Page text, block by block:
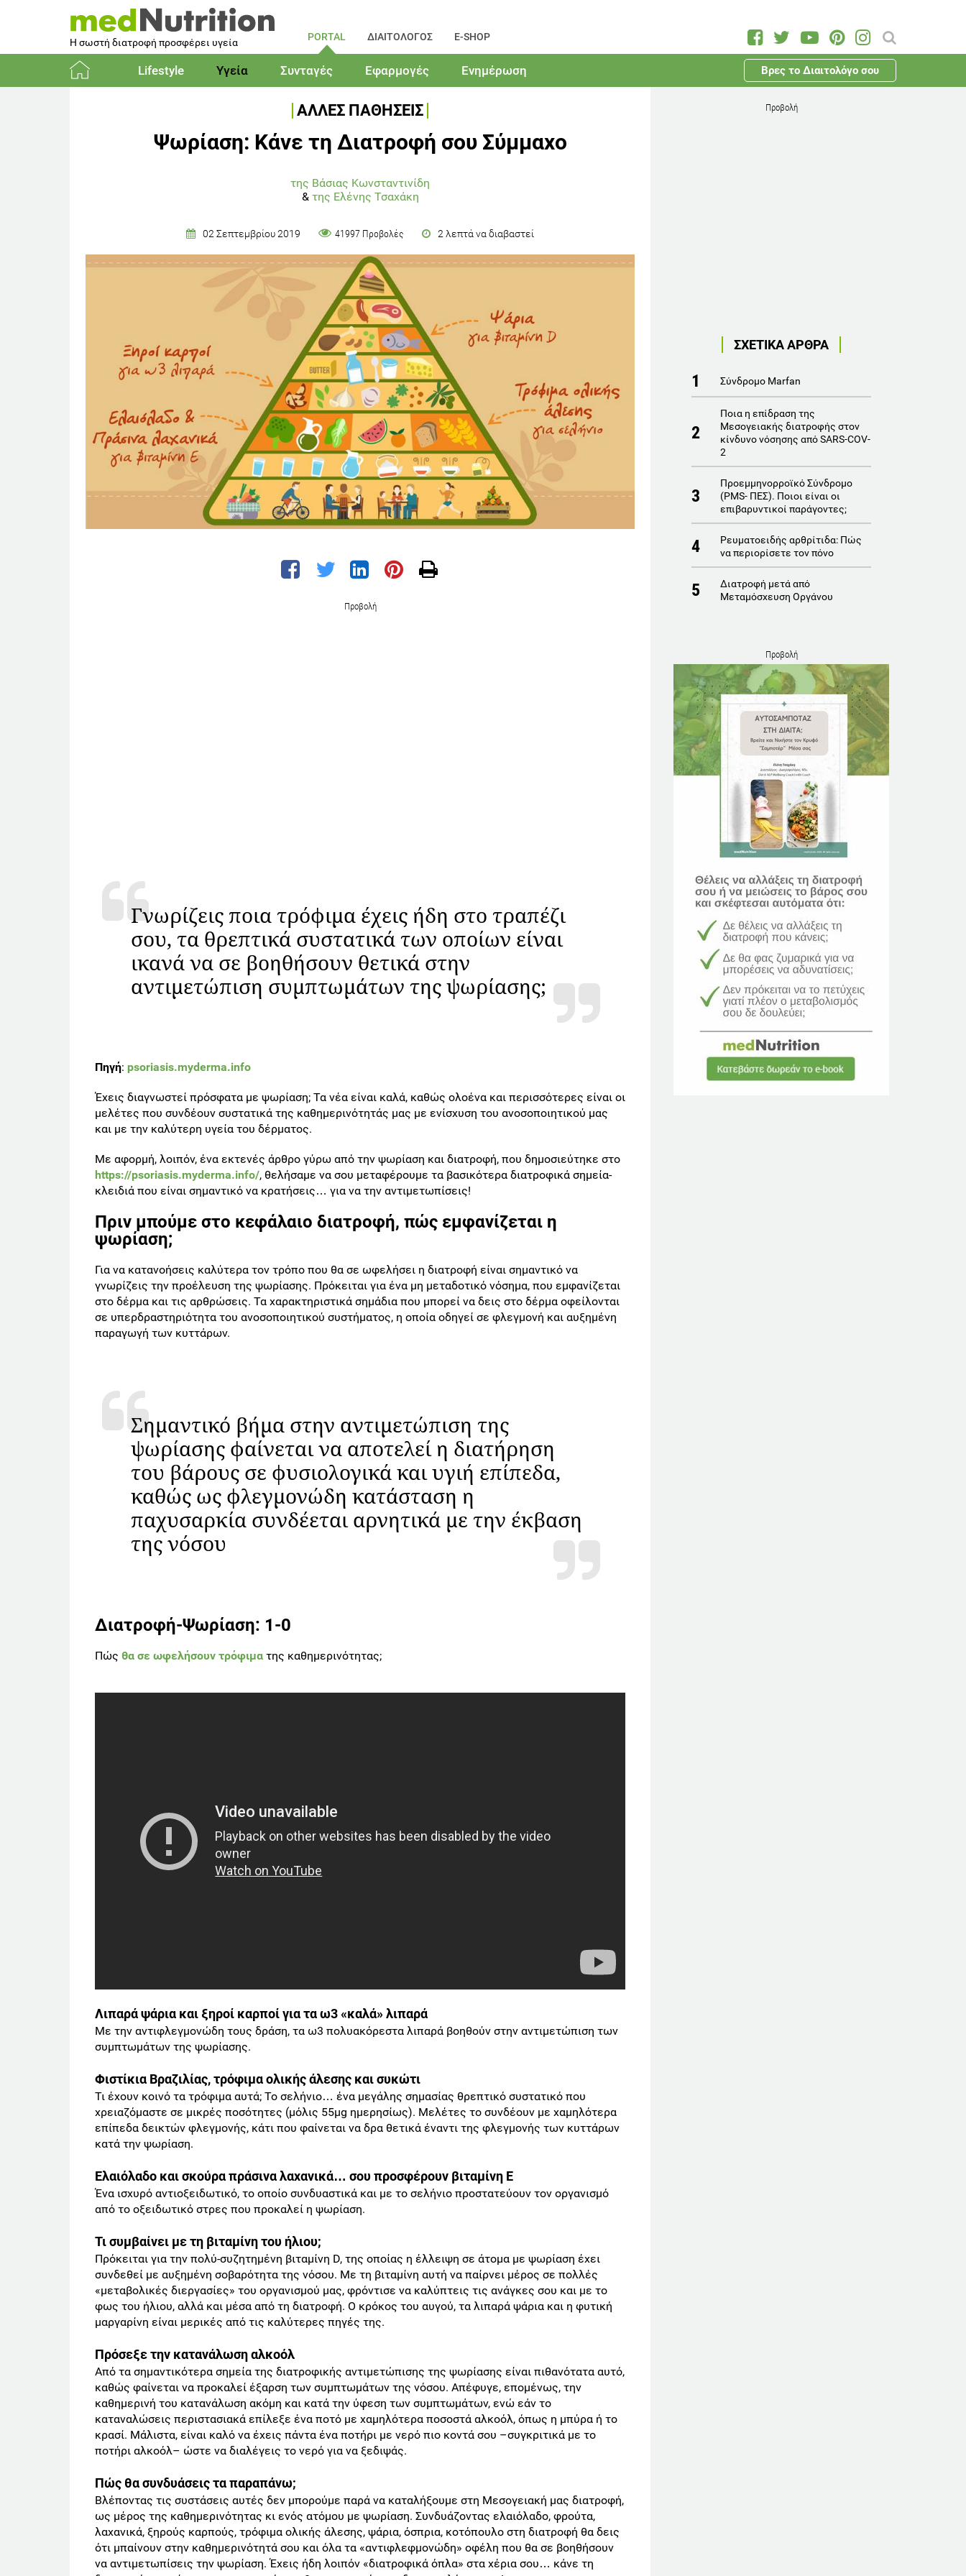
Η σωστή διατροφή προσφέρει υγεία PORTAL ΔΙΑΙΤΟΛΟΓΟΣ E-SHOP
Lifestyle Υγεία Συνταγές Εφαρμογές Ενημέρωση Βρες το Διαιτολόγο σου
ΑΛΛΕΣ ΠΑΘΗΣΕΙΣ
Ψωρίαση: Κάνε τη Διατροφή σου Σύμμαχο
της Βάσιας Κωνσταντινίδη
& της Ελένης Τσαχάκη
02 Σεπτεμβρίου 2019 41997 Προβολές 2 λεπτά να διαβαστεί
Προβολή
Γνωρίζεις ποια τρόφιμα έχεις ήδη στο τραπέζι
σου, τα θρεπτικά συστατικά των οποίων είναι
ικανά να σε βοηθήσουν θετικά στην
αντιμετώπιση συμπτωμάτων της ψωρίασης;
Πηγή: psoriasis.myderma.info
Έχεις διαγνωστεί πρόσφατα με ψωρίαση; Τα νέα είναι καλά, καθώς ολοένα και περισσότερες είναι οι
μελέτες που συνδέουν συστατικά της καθημερινότητάς μας με ενίσχυση του ανοσοποιητικού μας
και με την καλύτερη υγεία του δέρματος.
Με αφορμή, λοιπόν, ένα εκτενές άρθρο γύρω από την ψωρίαση και διατροφή, που δημοσιεύτηκε στο
https://psoriasis.myderma.info/, θελήσαμε να σου μεταφέρουμε τα βασικότερα διατροφικά σημεία-
κλειδιά που είναι σημαντικό να κρατήσεις… για να την αντιμετωπίσεις!
Πριν μπούμε στο κεφάλαιο διατροφή, πώς εμφανίζεται η
ψωρίαση;
Για να κατανοήσεις καλύτερα τον τρόπο που θα σε ωφελήσει η διατροφή είναι σημαντικό να
γνωρίζεις την προέλευση της ψωρίασης. Πρόκειται για ένα μη μεταδοτικό νόσημα, που εμφανίζεται
στο δέρμα και τις αρθρώσεις. Τα χαρακτηριστικά σημάδια που μπορεί να δεις στο δέρμα οφείλονται
σε υπερδραστηριότητα του ανοσοποιητικού συστήματος, η οποία οδηγεί σε φλεγμονή και αυξημένη
παραγωγή των κυττάρων.
Σημαντικό βήμα στην αντιμετώπιση της
ψωρίασης φαίνεται να αποτελεί η διατήρηση
του βάρους σε φυσιολογικά και υγιή επίπεδα,
καθώς ως φλεγμονώδη κατάσταση η
παχυσαρκία συνδέεται αρνητικά με την έκβαση
της νόσου
Διατροφή-Ψωρίαση: 1-0
Πώς θα σε ωφελήσουν τρόφιμα της καθημερινότητας;
Λιπαρά ψάρια και ξηροί καρποί για τα ω3 «καλά» λιπαρά
Με την αντιφλεγμονώδη τους δράση, τα ω3 πολυακόρεστα λιπαρά βοηθούν στην αντιμετώπιση των
συμπτωμάτων της ψωρίασης.
Φιστίκια Βραζιλίας, τρόφιμα ολικής άλεσης και συκώτι
Τι έχουν κοινό τα τρόφιμα αυτά; Το σελήνιο… ένα μεγάλης σημασίας θρεπτικό συστατικό που
χρειαζόμαστε σε μικρές ποσότητες (μόλις 55μg ημερησίως). Μελέτες το συνδέουν με χαμηλότερα
επίπεδα δεικτών φλεγμονής, κάτι που φαίνεται να δρα θετικά έναντι της φλεγμονής των κυττάρων
κατά την ψωρίαση.
Ελαιόλαδο και σκούρα πράσινα λαχανικά… σου προσφέρουν βιταμίνη Ε
Ένα ισχυρό αντιοξειδωτικό, το οποίο συνδυαστικά και με το σελήνιο προστατεύουν τον οργανισμό
από το οξειδωτικό στρες που προκαλεί η ψωρίαση.
Τι συμβαίνει με τη βιταμίνη του ήλιου;
Πρόκειται για την πολύ-συζητημένη βιταμίνη D, της οποίας η έλλειψη σε άτομα με ψωρίαση έχει
συνδεθεί με αυξημένη σοβαρότητα της νόσου. Με τη βιταμίνη αυτή να παίρνει μέρος σε πολλές
«μεταβολικές διεργασίες» του οργανισμού μας, φρόντισε να καλύπτεις τις ανάγκες σου και με το
φως του ήλιου, αλλά και μέσα από τη διατροφή. Ο κρόκος του αυγού, τα λιπαρά ψάρια και η φυτική
μαργαρίνη είναι μερικές από τις καλύτερες πηγές της.
Πρόσεξε την κατανάλωση αλκοόλ
Από τα σημαντικότερα σημεία της διατροφικής αντιμετώπισης της ψωρίασης είναι πιθανότατα αυτό,
καθώς φαίνεται να προκαλεί έξαρση των συμπτωμάτων της νόσου. Απέφυγε, επομένως, την
καθημερινή του κατανάλωση ακόμη και κατά την ύφεση των συμπτωμάτων, ενώ εάν το
καταναλώσεις περιστασιακά επίλεξε ένα ποτό με χαμηλότερα ποσοστά αλκοόλ, όπως η μπύρα ή το
κρασί. Μάλιστα, είναι καλό να έχεις πάντα ένα ποτήρι με νερό πιο κοντά σου –συγκριτικά με το
ποτήρι αλκοόλ– ώστε να διαλέγεις το νερό για να ξεδιψάς.
Πώς θα συνδυάσεις τα παραπάνω;
Βλέποντας τις συστάσεις αυτές δεν μπορούμε παρά να καταλήξουμε στη Μεσογειακή μας διατροφή,
ως μέρος της καθημερινότητας κι ενός ατόμου με ψωρίαση. Συνδυάζοντας ελαιόλαδο, φρούτα,
λαχανικά, ξηρούς καρπούς, τρόφιμα ολικής άλεσης, ψάρια, όσπρια, κοτόπουλο στη διατροφή θα δεις
ότι μπαίνουν στην καθημερινότητά σου και όλα τα «αντιφλεφμονώδη» οφέλη που θα σε βοηθήσουν
να αντιμετωπίσεις την ψωρίαση. Έχεις ήδη λοιπόν «διατροφικά όπλα» στα χέρια σου… κάνε τη
Προβολή
ΣΧΕΤΙΚΑ ΑΡΘΡΑ
1 Σύνδρομο Marfan
2
Ποια η επίδραση της
Μεσογειακής διατροφής στον
κίνδυνο νόσησης από SARS-COV-
2
3
Προεμμηνορροϊκό Σύνδρομο
(PMS- ΠΕΣ). Ποιοι είναι οι
επιβαρυντικοί παράγοντες;
4
Ρευματοειδής αρθρίτιδα: Πώς
να περιορίσετε τον πόνο
5
Διατροφή μετά από
Μεταμόσχευση Οργάνου
Προβολή